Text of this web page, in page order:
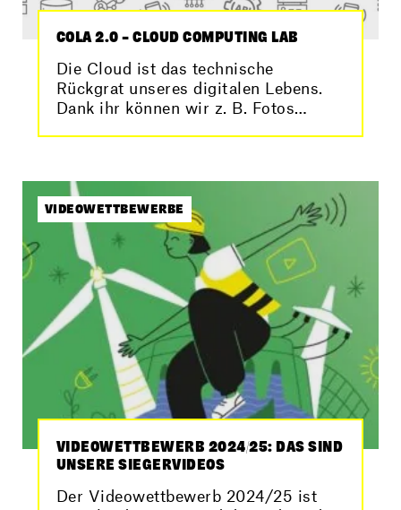
COLA 2.0 – CLOUD COMPUTING LAB
Die Cloud ist das technische
Rückgrat unseres digitalen Lebens.
Dank ihr können wir z. B. Fotos
VIDEOWETTBEWERBE
VIDEOWETTBEWERB 2024/25: DAS SIND
UNSERE SIEGERVIDEOS
Der Videowettbewerb 2024/25 ist